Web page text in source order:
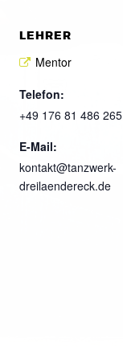
LEHRER
Mentor
Telefon:
+49 176 81 486 265
E-Mail:
kontakt@tanzwerk-
dreilaendereck.de